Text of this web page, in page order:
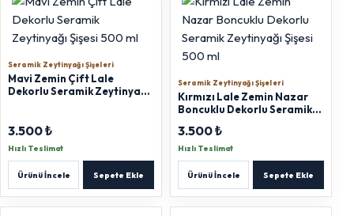
Seramik Zeytinyağı Şişeleri
Mavi Zemin Çift Lale
Dekorlu Seramik Zeytinyağı
3.500 ₺
Hızlı Teslimat
Ürünü İncele Sepete Ekle
Seramik Zeytinyağı Şişeleri
Kırmızı Lale Zemin Nazar
Boncuklu Dekorlu Seramik
3.500 ₺
Hızlı Teslimat
Ürünü İncele Sepete Ekle